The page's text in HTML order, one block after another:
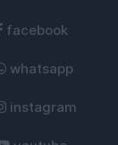
facebook
whatsapp
instagram